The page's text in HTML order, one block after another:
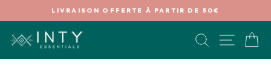
Diaporama
LIVRAISON OFFERTE À PARTIR DE 50€